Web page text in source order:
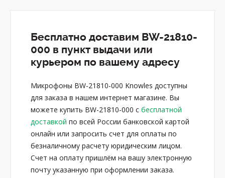
Бесплатно доставим BW-21810-
000 в пункт выдачи или
курьером по вашему адресу
Микрофоны BW-21810-000 Knowles доступны
для заказа в нашем интернет магазине. Вы
можете купить BW-21810-000 с бесплатной
доставкой по всей России банковской картой
онлайн или запросить счет для оплаты по
безналичному расчету юридическим лицом.
Счет на оплату пришлём на вашу электронную
почту указанную при оформлении заказа.